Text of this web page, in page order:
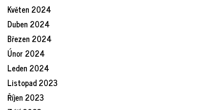
Květen 2024
Duben 2024
Březen 2024
Únor 2024
Leden 2024
Listopad 2023
Říjen 2023